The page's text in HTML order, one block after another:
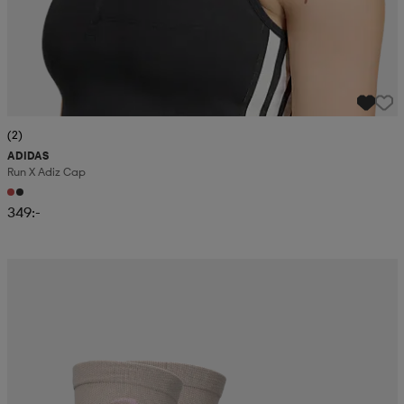
(2)
ADIDAS
Run X Adiz Cap
349:-